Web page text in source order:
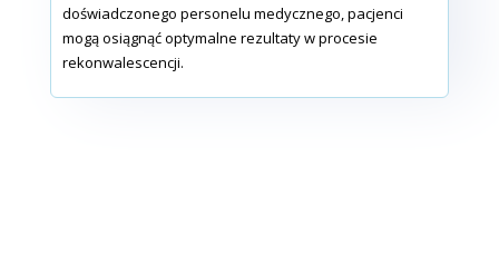
doświadczonego personelu medycznego, pacjenci
mogą osiągnąć optymalne rezultaty w procesie
rekonwalescencji.